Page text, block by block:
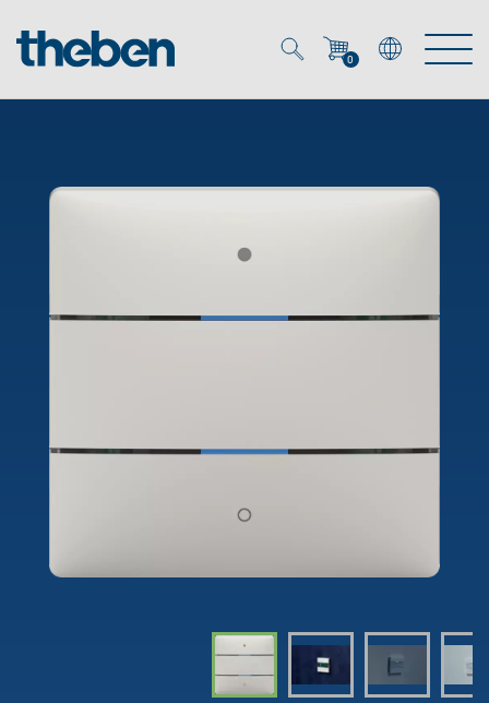
0
KNX
OEM-Lösungen
Lösungen
DALI-2 Lichtsteuerung
Downloads
Kataloge und Prospekte
Unternehmen
News
Kontakt
Technischer Support